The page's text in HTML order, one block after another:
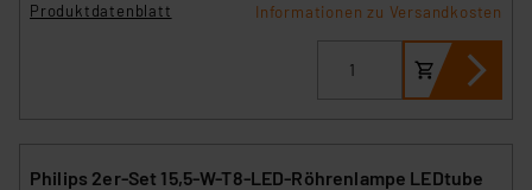
Produktdatenblatt
Informationen zu Versandkosten
Philips 2er-Set 15,5-W-T8-LED-Röhrenlampe LEDtube